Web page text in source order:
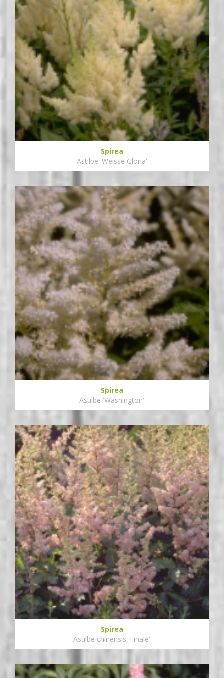
Spirea
Astilbe 'Weisse Gloria'
Spirea
Astilbe 'Washington'
Spirea
Astilbe chinensis 'Finale'